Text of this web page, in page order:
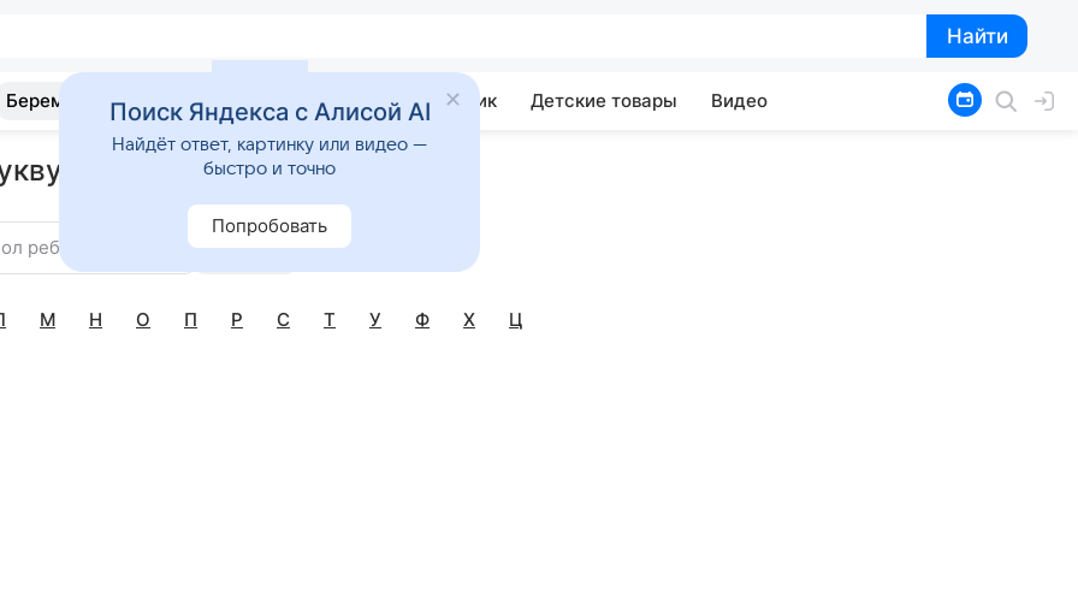
Найти
Найти
Беременность Развитие Почемучка Учебник Детские товары Видео
З
ребенка Найти
М Н О П Р С Т У Ф Х Ц
Поиск Яндекса с Алисой AI
Найдёт ответ, картинку или видео —
быстро и точно
Попробовать